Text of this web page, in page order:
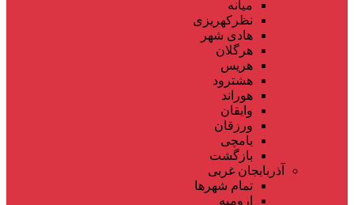
میانه
نظرکهریزی
هادی شهر
هرگلان
هریس
هشترود
هوراند
وایقان
ورزقان
یامچی
بازگشت
آذربایجان غربی
تمام شهر‌ها
ارومیه